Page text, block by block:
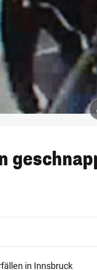
in Innsbruck